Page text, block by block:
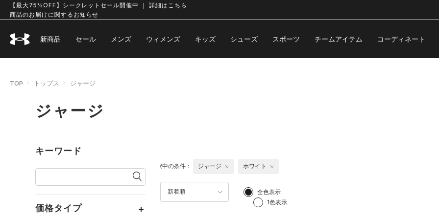
【最大75%OFF】シークレットセール開催中 ｜ 詳細はこちら
商品のお届けに関するお知らせ
新商品 セール メンズ ウィメンズ キッズ シューズ スポーツ チームアイテム コーディネート
TOP トップス ジャージ
ジャージ
キーワード
価格タイプ
新着順
全色表示
1色表示
選択中の条件： ジャージ ホワイト